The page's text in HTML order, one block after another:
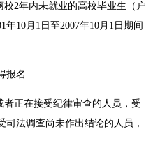
2年内未就业的高校毕业生（户
10月1日至2007年10月1日期间
报名
正在接受纪律审查的人员，受
法调查尚未作出结论的人员，